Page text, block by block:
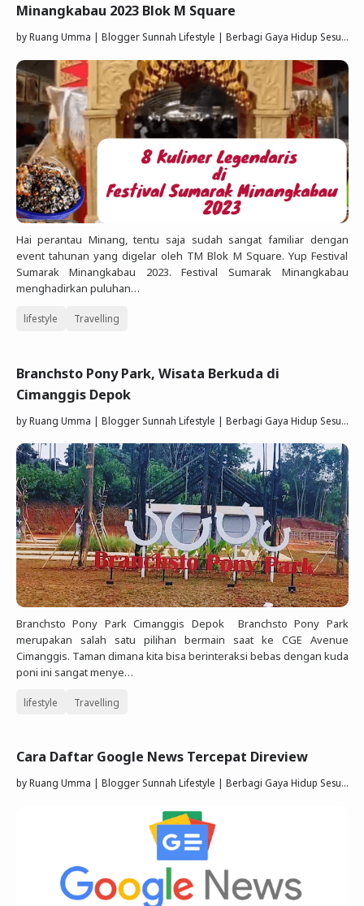
Minangkabau 2023 Blok M Square
byRuang Umma | Blogger Sunnah Lifestyle | Berbagi Gaya Hidup Sesuai Quran Sunnah
Hai perantau Minang, tentu saja sudah sangat familiar dengan
event tahunan yang digelar oleh TM Blok M Square. Yup Festival
Sumarak Minangkabau 2023. Festival Sumarak Minangkabau
menghadirkan puluhan…
lifestyle Travelling
Branchsto Pony Park, Wisata Berkuda di
Cimanggis Depok
byRuang Umma | Blogger Sunnah Lifestyle | Berbagi Gaya Hidup Sesuai Quran Sunnah
Branchsto Pony Park Cimanggis Depok Branchsto Pony Park
merupakan salah satu pilihan bermain saat ke CGE Avenue
Cimanggis. Taman dimana kita bisa berinteraksi bebas dengan kuda
poni ini sangat menye…
lifestyle Travelling
Cara Daftar Google News Tercepat Direview
byRuang Umma | Blogger Sunnah Lifestyle | Berbagi Gaya Hidup Sesuai Quran Sunnah